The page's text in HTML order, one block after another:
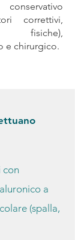
correttivi,
e chirurgico.
con
a
(spalla,